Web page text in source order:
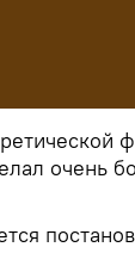
очень